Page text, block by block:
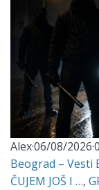
Alex·06/08/2026·
Beograd – Vesti
ČUJEM JOŠ I …,